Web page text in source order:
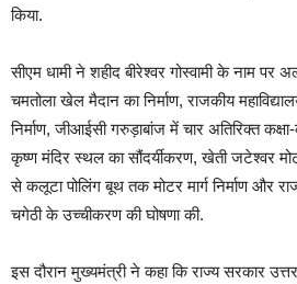
किया.
सीएम धामी ने शहीद बीरेश्वर गोस्वामी के नाम पर
चमतोला खेल मैदान का निर्माण, राजकीय
निर्माण, जीआईसी गरुड़ाबांज में चार अतिरिक्त कक्षा-
कृष्ण मंदिर स्थल का सौंदर्यीकरण, खेती जटेश्वर
से कलूटा पोलिंग बूथ तक मोटर मार्ग निर्माण और
चगेठी के उच्चीकरण की घोषणा की.
इस दौरान मुख्यमंत्री ने कहा कि राज्य सरकार